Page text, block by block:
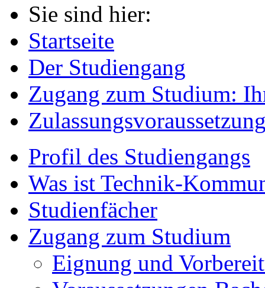
Sie sind hier:
Startseite
Der Studiengang
Zugang zum Studium:
Profil des Studiengangs
Was ist Technik-
Studienfächer
Zugang zum Studium
Eignung und